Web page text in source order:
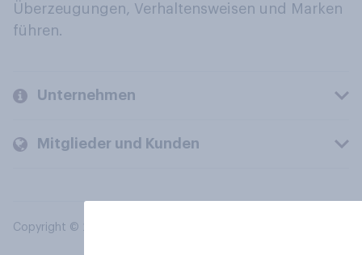
Überzeugungen, Verhaltensweisen und Marken
führen.
Unternehmen
Mitglieder und Kunden
Copyright © 2026 YouGov PLC. Alle Rechte vorbehalten.